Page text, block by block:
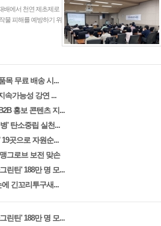
배에서 천연 제초제로
물 피해를 예방하기 위
목 무료 배송 시...
속가능성 강연 ...
홍보 콘텐츠 지...
' 탄소중립 실천...
곳으로 자원순...
그로브 보전 맞손
린틴' 188만 명 모...
긴꼬리투구새...
린틴' 188만 명 모...